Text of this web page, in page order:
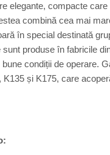
elegante, compacte
combină cea mai
în special destinată
produse în fabricile
condiții de operare.
K135 și K175, care